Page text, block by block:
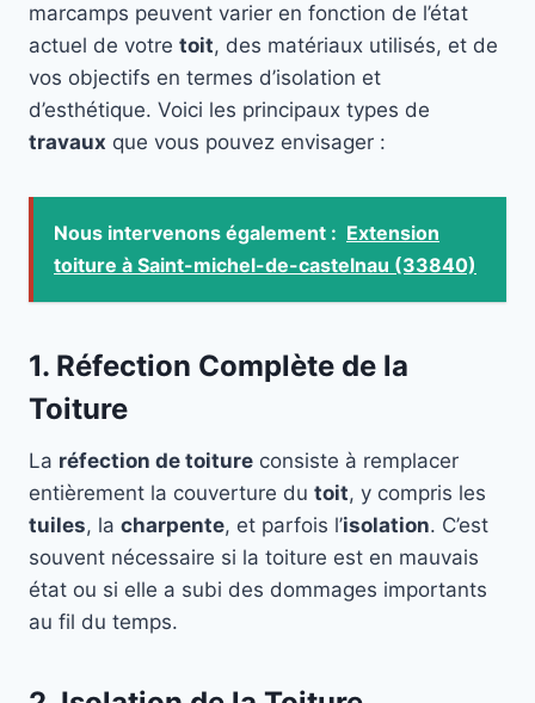
marcamps peuvent varier en fonction de l’état
actuel de votre toit, des matériaux utilisés, et de
vos objectifs en termes d’isolation et
d’esthétique. Voici les principaux types de
travaux que vous pouvez envisager :
Nous intervenons également : Extension
toiture à Saint-michel-de-castelnau (33840)
1. Réfection Complète de la
Toiture
La réfection de toiture consiste à remplacer
entièrement la couverture du toit, y compris les
tuiles, la charpente, et parfois l’isolation. C’est
souvent nécessaire si la toiture est en mauvais
état ou si elle a subi des dommages importants
au fil du temps.